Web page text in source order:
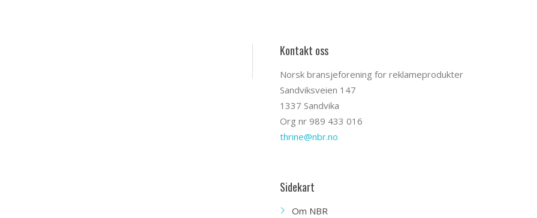
Kontakt oss
Norsk bransjeforening for reklameprodukter
Sandviksveien 147
1337 Sandvika
Org nr 989 433 016
thrine@nbr.no
Sidekart
Om NBR